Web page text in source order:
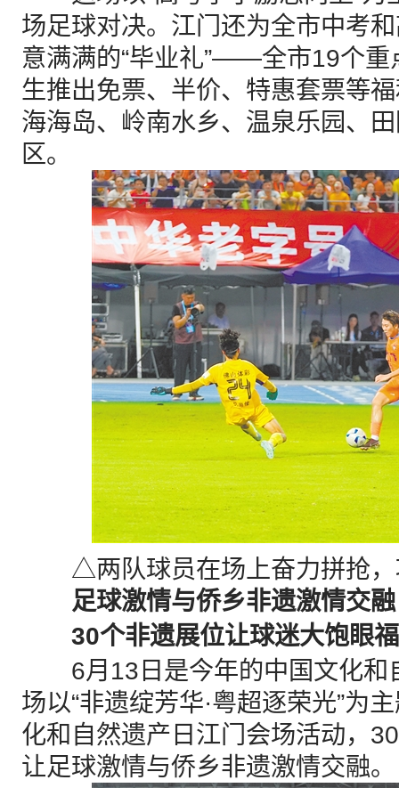
场足球对决。江门还为全市中考
意满满的“毕业礼”——全市19个重
生推出免票、半价、特惠套票等
海海岛、岭南水乡、温泉乐园、
区。
△两队球员在场上奋力拼抢，
足球激情与侨乡非遗激情交融
30个非遗展位让球迷大饱眼福
6月13日是今年的中国文化和
场以“非遗绽芳华·粤超逐荣光”为
化和自然遗产日江门会场活动，
让足球激情与侨乡非遗激情交融。